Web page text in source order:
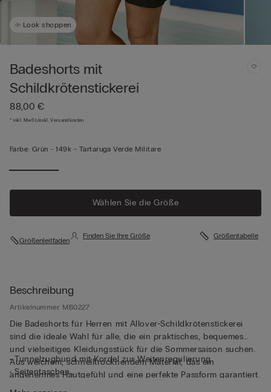
Look shoppen
Badeshorts mit
Schildkrötenstickerei
88,00 €
* inkl. MwSt./exkl. Versandkosten
Farbe: Grün -149k - Tartaruga Verde Militare
Wählen Sie die Größe
Größenleitfaden
Finden Sie Ihre Größe Größentabelle
Beschreibung
Artikelnummer: MB0227
Die Badeshorts für Herren mit Allover-Schildkrötenstickerei
sind die ideale Wahl für alle, die ein praktisches, bequemes
und vielseitiges Kleidungsstück für die Sommersaison suchen.
Aus weichem, schnelltrocknendem Material, das ein
angenehmes Hautgefühl und eine perfekte Passform garantiert.
Verfügt über einen bequemen Innenslip aus weicher
• Tunnelzugbund mit Kordel zur Weitenregulierung
• Seitentaschen